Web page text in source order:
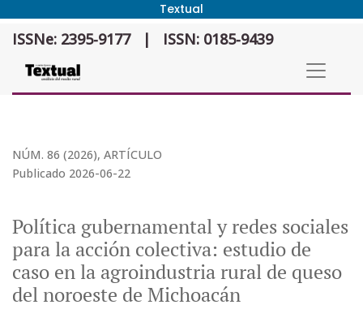
Textual
Política gubernamental y redes sociales para la acción
ISSNe: 2395-9177 | ISSN: 0185-9439
NÚM. 86 (2026), ARTÍCULO
Política gubernamental y redes sociales
para la acción colectiva: estudio de
caso en la agroindustria rural de queso
del noroeste de Michoacán
Publicado 2026-06-22